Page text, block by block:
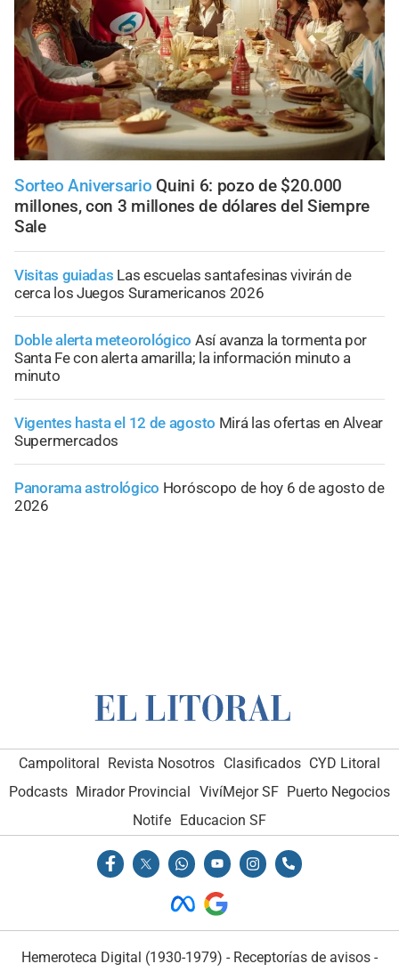
Sorteo Aniversario Quini 6: pozo de $20.000
millones, con 3 millones de dólares del Siempre
Sale
Visitas guiadas Las escuelas santafesinas vivirán de
cerca los Juegos Suramericanos 2026
Doble alerta meteorológico Así avanza la tormenta por
Santa Fe con alerta amarilla; la información minuto a
minuto
Vigentes hasta el 12 de agosto Mirá las ofertas en Alvear
Supermercados
Panorama astrológico Horóscopo de hoy 6 de agosto de
2026
Campolitoral Revista Nosotros Clasificados CYD Litoral
Podcasts Mirador Provincial VivíMejor SF Puerto Negocios
Notife
Educacion SF
Hemeroteca Digital (1930-1979) - Receptorías de avisos -